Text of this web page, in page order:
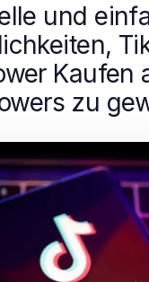
und
Kaufen
zu